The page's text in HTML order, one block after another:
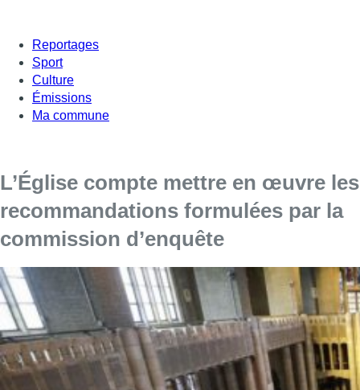
Reportages
Sport
Culture
Émissions
Ma commune
L’Église compte mettre en œuvre les
recommandations formulées par la
commission d’enquête